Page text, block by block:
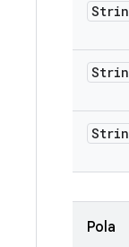
Pola